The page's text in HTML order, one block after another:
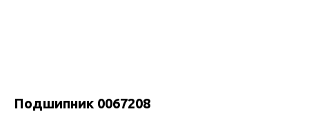
Подшипник 0067208